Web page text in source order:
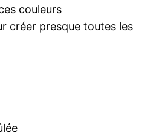
couleurs
créer presque toutes les